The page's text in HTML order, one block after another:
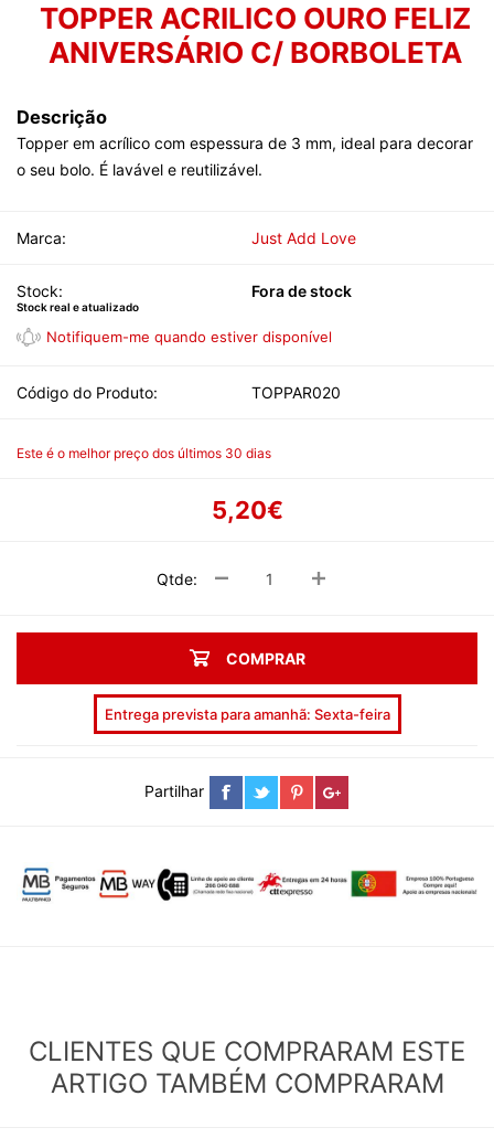
TOPPER ACRILICO OURO FELIZ
ANIVERSÁRIO C/ BORBOLETA
Descrição
Topper em acrílico com espessura de 3 mm, ideal para decorar
o seu bolo. É lavável e reutilizável.
Marca: Just Add Love
Stock: Fora de stock
Stock real e atualizado
Código do Produto: TOPPAR020
Este é o melhor preço dos últimos 30 dias
5,20€
Qtde:
COMPRAR
Entrega prevista para amanhã: Sexta-feira
Partilhar
CLIENTES QUE COMPRARAM ESTE
ARTIGO TAMBÉM COMPRARAM